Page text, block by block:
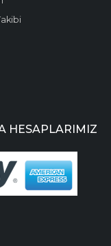
HESAPLARIMIZ